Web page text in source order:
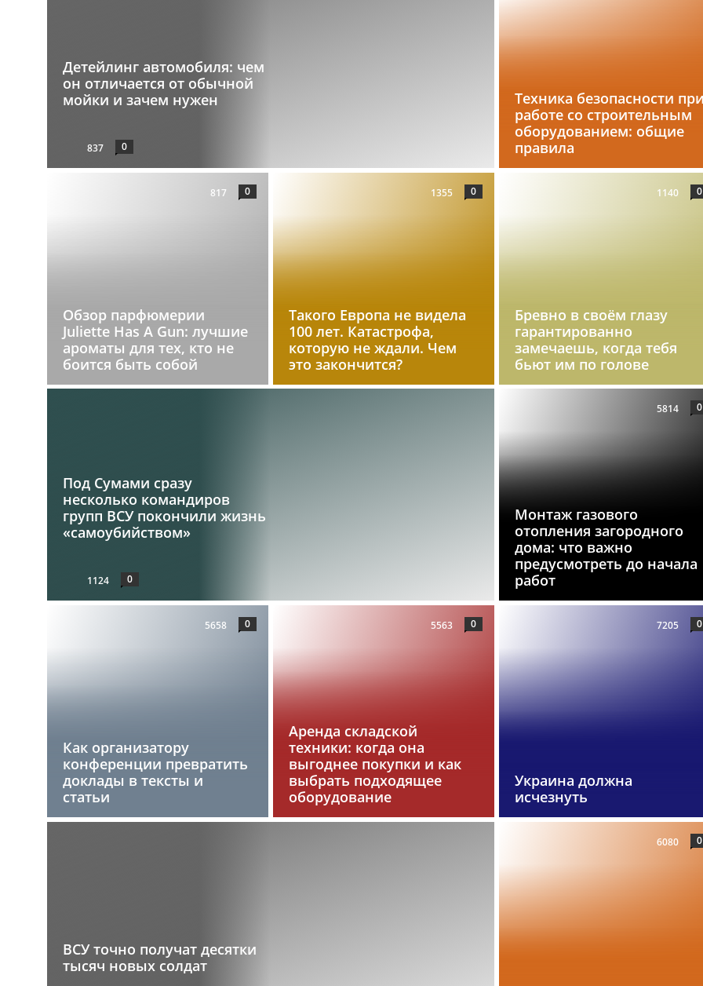
Детейлинг автомобиля: чем
он отличается от обычной
мойки и зачем нужен
837 0
Техника безопасности
работе со строительным
оборудованием: общие
правила
Обзор парфюмерии
Juliette Has A Gun: лучшие
ароматы для тех, кто не
боится быть собой
817 0
Такого Европа не видела
100 лет. Катастрофа,
которую не ждали. Чем
это закончится?
1355 0
Бревно в своём глазу
гарантированно
замечаешь, когда тебя
бьют им по голове
1140 0
Под Сумами сразу
несколько командиров
групп ВСУ покончили жизнь
«самоубийством»
1124 0
Монтаж газового
отопления загородного
дома: что важно
предусмотреть до начала
работ
5814 0
Как организатору
конференции превратить
доклады в тексты и
статьи
5658 0
Аренда складской
техники: когда она
выгоднее покупки и как
выбрать подходящее
оборудование
5563 0
Украина должна
исчезнуть
7205 0
ВСУ точно получат десятки
тысяч новых солдат
6080 0